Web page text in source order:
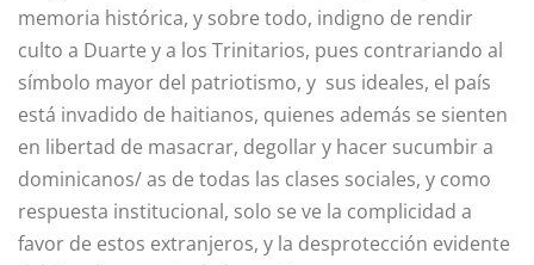
memoria histórica, y sobre todo, indigno de rendir
culto a Duarte y a los Trinitarios, pues contrariando al
símbolo mayor del patriotismo, y sus ideales, el país
está invadido de haitianos, quienes además se sienten
en libertad de masacrar, degollar y hacer sucumbir a
dominicanos/ as de todas las clases sociales, y como
respuesta institucional, solo se ve la complicidad a
favor de estos extranjeros, y la desprotección evidente